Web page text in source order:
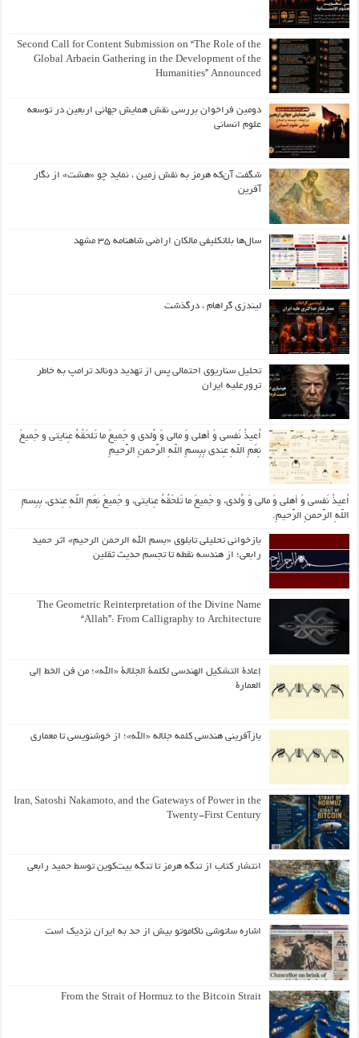
Second Call for Content Submission on “The Role of the
Global Arbaein Gathering in the Development of the
Humanities” Announced
دومین فراخوان بررسی نقش همایش جهانی اربعین در توسعه
علوم انسانی
شگفت آن‌که هرمز به نقش زمین ، نماید چو «هشت» از نگار
آفرین
سال‌ها بلاتکلیفی مالکان اراضی شاهنامه ۳۵ مشهد
لیندزی گراهام ، درگذشت
تحلیل سناریوی احتمالی پس از تهدید دونالد ترامپ به خاطر
ترورعلیه ایران
اُعیذُ نَفسی وَ أهلی وَ مالی وَ وُلدی و جَمیعَ ما تَلحَقُهُ عِنایتی و جَمیعَ
نِعَمِ اللّهِ عِندی بِبِسمِ اللّهِ الرَّحمنِ الرَّحیمِ
اُعیذُ نَفسی وَ أهلی وَ مالی وَ وُلدی، و جَمیعَ ما تَلحَقُهُ عِنایتی، و جَمیعَ نِعَمِ اللّهِ عِندی، بِبِسمِ
اللّهِ الرَّحمنِ الرَّحیمِ.
بازخوانی تحلیلی تابلوی «بسم الله الرحمن الرحیم» اثر حمید
رابعی؛ از هندسه نقطه تا تجسم حدیث ثقلین
The Geometric Reinterpretation of the Divine Name
“Allah”: From Calligraphy to Architecture
إعادة التشكيل الهندسي لكلمة الجلالة «الله»؛ من فن الخط إلى
العمارة
بازآفرینی هندسی کلمه جلاله «الله»؛ از خوشنویسی تا معماری
Iran, Satoshi Nakamoto, and the Gateways of Power in the
Twenty-First Century
انتشار کتاب از تنگه هرمز تا تنگه بیت‌کوین توسط حمید رابعی
اشاره ساتوشی ناکاموتو بیش از حد به ایران نزدیک است
From the Strait of Hormuz to the Bitcoin Strait